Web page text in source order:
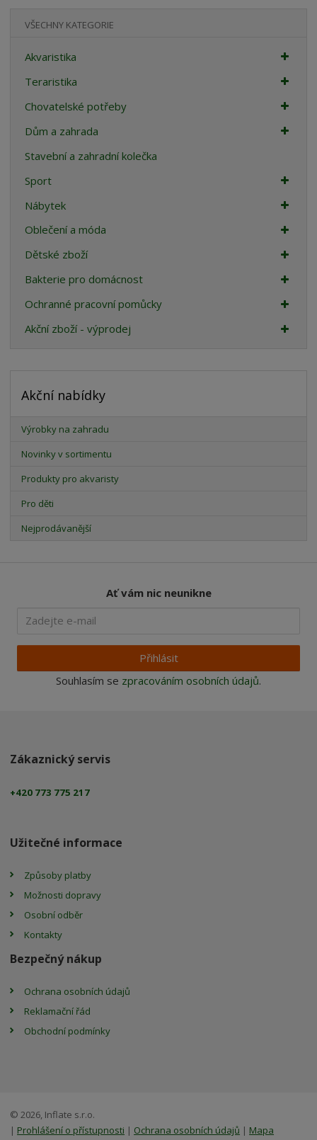
VŠECHNY KATEGORIE
Akvaristika
Teraristika
Chovatelské potřeby
Dům a zahrada
Stavební a zahradní kolečka
Sport
Nábytek
Oblečení a móda
Dětské zboží
Bakterie pro domácnost
Ochranné pracovní pomůcky
Akční zboží - výprodej
Akční nabídky
Výrobky na zahradu
Novinky v sortimentu
Produkty pro akvaristy
Pro děti
Nejprodávanější
Ať vám nic neunikne
Přihlásit
Souhlasím se zpracováním osobních údajů.
Zákaznický servis
+420 773 775 217
Užitečné informace
Způsoby platby
Možnosti dopravy
Osobní odběr
Kontakty
Bezpečný nákup
Ochrana osobních údajů
Reklamační řád
Obchodní podmínky
© 2026, Inflate s.r.o.
| Prohlášení o přístupnosti | Ochrana osobních údajů | Mapa